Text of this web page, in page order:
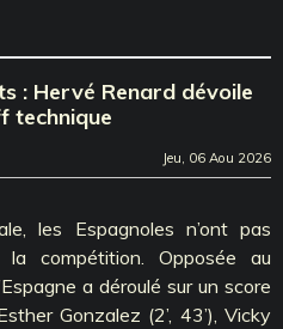
: Hervé Renard dévoile
technique
Jeu, 06 Aou 2026
les Espagnoles n’ont pas
compétition. Opposée au
a déroulé sur un score
Gonzalez (2’, 43’), Vicky